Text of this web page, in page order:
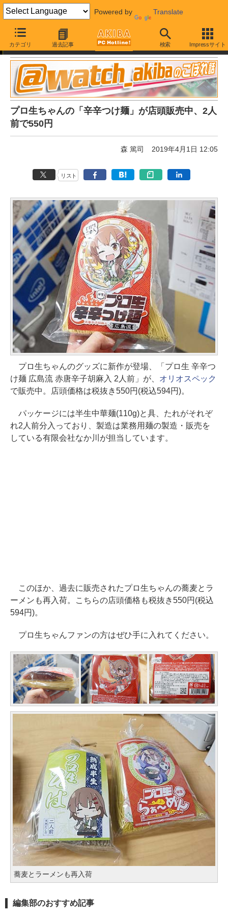
Powered by Translate
カテゴリ 過去記事 検索 Impressサイト
取材中に見つけた○○なもの
プロ生ちゃんの「辛辛つけ麺」が店頭販売中、2人
前で550円
森 篤司 2019年4月1日 12:05
リスト
プロ生ちゃんのグッズに新作が登場、「プロ生 辛辛つ
け麺 広島流 赤唐辛子胡麻入 2人前」が、 オリオスペック
で販売中。店頭価格は税抜き550円(税込594円)。
パッケージには半生中華麺(110g)と具、たれがそれぞ
れ2人前分入っており、製造は業務用麺の製造・販売を
している有限会社なか川が担当しています。
このほか、過去に販売されたプロ生ちゃんの蕎麦とラ
ーメンも再入荷。こちらの店頭価格も税抜き550円(税込
594円)。
プロ生ちゃんファンの方はぜひ手に入れてください。
蕎麦とラーメンも再入荷
編集部のおすすめ記事